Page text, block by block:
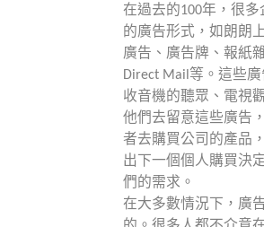
在過去的100年，很多
的廣告形式，如朗朗
廣告、廣告牌、報紙
Direct Mail 等。這些
收音機的聽眾、電視
他們去留意這些廣告
者去購買公司的產品
出下一個個人購買決
們的需求。
在大多數情況下，廣